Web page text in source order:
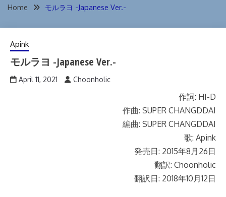
Home モルラヨ -Japanese Ver.-
Apink
モルラヨ -Japanese Ver.-
April 11, 2021 Choonholic
作詞: HI-D
作曲: SUPER CHANGDDAI
編曲: SUPER CHANGDDAI
歌: Apink
発売日: 2015年8月26日
翻訳: Choonholic
翻訳日: 2018年10月12日